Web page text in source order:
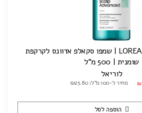
LOREAL SERIE EXPERT | שמפו סקאלפ אדוונס לקרקפת
שומנית | 500 מ"ל
לוריאל
₪ מחיר ל-100 מ"ל: ₪25.80
הוספה לסל